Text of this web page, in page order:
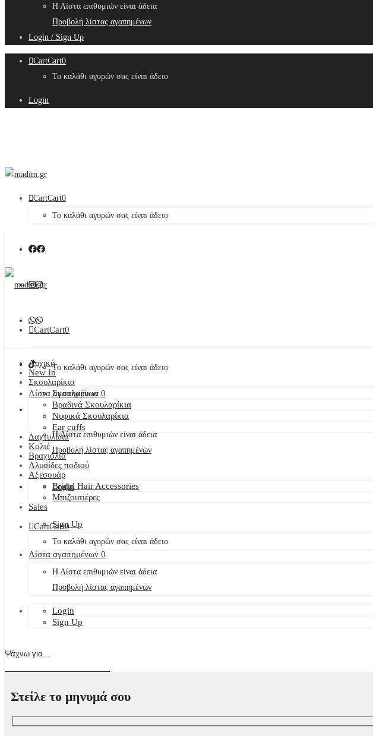
Η Λίστα επιθυμιών είναι άδεια
Προβολή λίστας αγαπημένων
Login / Sign Up
CartCart0
Το καλάθι αγορών σας είναι άδειο
Login
CartCart0
Το καλάθι αγορών σας είναι άδειο
CartCart0
Το καλάθι αγορών σας είναι άδειο
Λίστα αγαπημένων 0
Η Λίστα επιθυμιών είναι άδεια
Προβολή λίστας αγαπημένων
Login
Sign Up
Αρχική
New In
Σκουλαρίκια
Σκουλαρίκια
Βραδινά Σκουλαρίκια
Νυφικά Σκουλαρίκια
Ear cuffs
Δαχτυλίδια
Κολιέ
Βραχιόλια
Αλυσίδες ποδιού
Αξεσουάρ
Bridal Hair Accessories
Μπιζουτιέρες
Sales
CartCart0
Το καλάθι αγορών σας είναι άδειο
Λίστα αγαπημένων 0
Η Λίστα επιθυμιών είναι άδεια
Προβολή λίστας αγαπημένων
Login
Sign Up
Στείλε το μηνυμά σου